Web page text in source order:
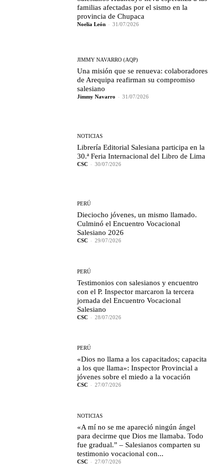
familias afectadas por el sismo en la
provincia de Chupaca
Noelia León - 31/07/2026
JIMMY NAVARRO (AQP)
Una misión que se renueva: colaboradores
de Arequipa reafirman su compromiso
salesiano
Jimmy Navarro - 31/07/2026
NOTICIAS
Librería Editorial Salesiana participa en la
30.ª Feria Internacional del Libro de Lima
CSC - 30/07/2026
PERÚ
Dieciocho jóvenes, un mismo llamado.
Culminó el Encuentro Vocacional
Salesiano 2026
CSC - 29/07/2026
PERÚ
Testimonios con salesianos y encuentro
con el P. Inspector marcaron la tercera
jornada del Encuentro Vocacional
Salesiano
CSC - 28/07/2026
PERÚ
«Dios no llama a los capacitados; capacita
a los que llama»: Inspector Provincial a
jóvenes sobre el miedo a la vocación
CSC - 27/07/2026
NOTICIAS
«A mí no se me apareció ningún ángel
para decirme que Dios me llamaba. Todo
fue gradual.” – Salesianos comparten su
testimonio vocacional con...
CSC - 27/07/2026